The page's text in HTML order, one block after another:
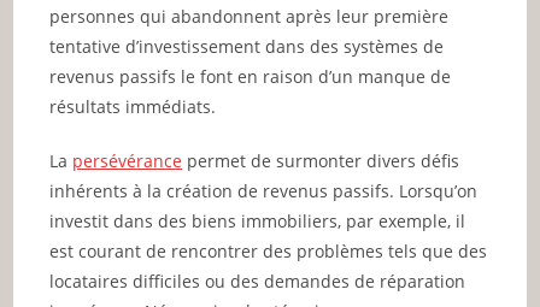
personnes qui abandonnent après leur première
tentative d’investissement dans des systèmes de
revenus passifs le font en raison d’un manque de
résultats immédiats.
La persévérance permet de surmonter divers défis
inhérents à la création de revenus passifs. Lorsqu’on
investit dans des biens immobiliers, par exemple, il
est courant de rencontrer des problèmes tels que des
locataires difficiles ou des demandes de réparation